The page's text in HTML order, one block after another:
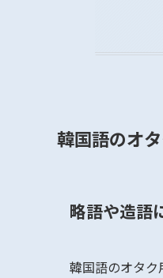
韓国語のオ
略語や造語
韓国語のオタ